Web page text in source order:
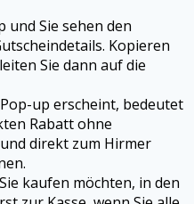
und Sie sehen den
Kopieren
Sie dann auf die
up erscheint, bedeutet
Rabatt ohne
direkt zum Hirmer
kaufen möchten, in den